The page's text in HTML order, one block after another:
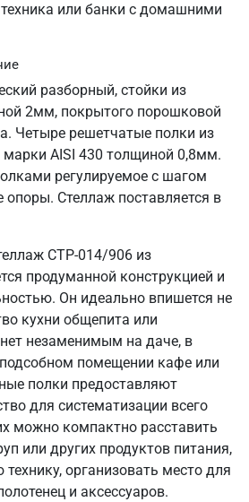
или банки с домашними
разборный, стойки из
2мм, покрытого порошковой
Четыре решетчатые полки из
AISI 430 толщиной 0,8мм.
регулируемое с шагом
Стеллаж поставляется в
СТР-014/906 из
продуманной конструкцией и
Он идеально впишется не
кухни общепита или
незаменимым на даче, в
помещении кафе или
полки предоставляют
для систематизации всего
можно компактно расставить
или других продуктов питания,
организовать место для
и аксессуаров.